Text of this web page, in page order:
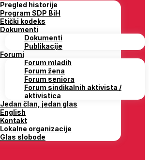
Pregled historije
Program SDP BiH
Etički kodeks
Dokumenti
Dokumenti
Publikacije
Forumi
Forum mladih
Forum žena
Forum seniora
Forum sindikalnih aktivista /
aktivistica
Jedan član, jedan glas
English
Kontakt
Lokalne organizacije
Glas slobode